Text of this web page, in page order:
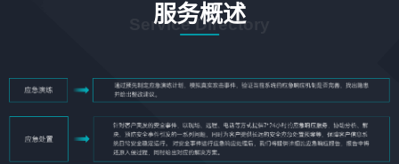
服务概述
Service Directory